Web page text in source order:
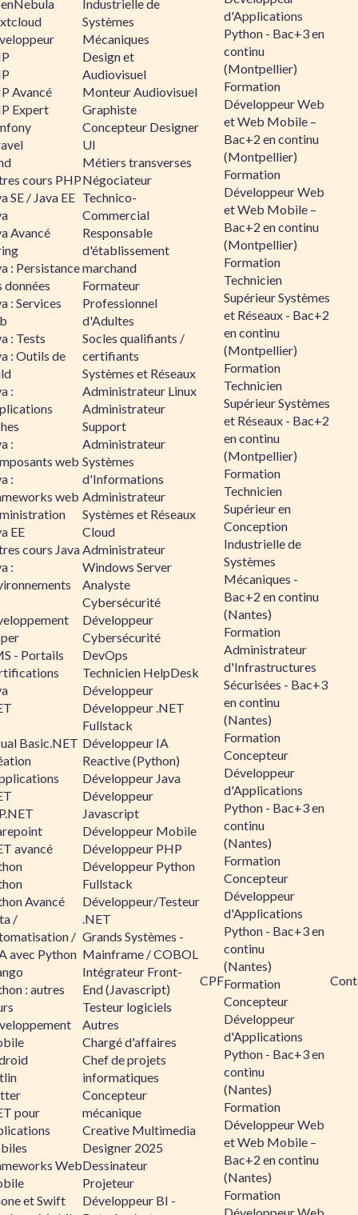
Avancé
Expert
cours PHP
SE / Java EE
Avancé
: Persistance
données
: Services
: Tests
: Outils de
:
:
web
:
web
EE
cours Java
:
- Portails
Basic.NET
avancé
Avancé
/
/
avec Python
: autres
pour
Web
et Swift
Industrielle de
Systèmes
Mécaniques
Design et
Audiovisuel
Monteur Audiovisuel
Graphiste
Concepteur Designer
UI
Métiers transverses
Négociateur
Technico-
Commercial
Responsable
d'établissement
marchand
Formateur
Professionnel
d'Adultes
Socles qualifiants /
certifiants
Systèmes et Réseaux
Administrateur Linux
Administrateur
Support
Administrateur
Systèmes
d'Informations
Administrateur
Systèmes et Réseaux
Cloud
Administrateur
Windows Server
Analyste
Cybersécurité
Développeur
Cybersécurité
DevOps
Technicien HelpDesk
Développeur
Développeur .NET
Fullstack
Développeur IA
Reactive (Python)
Développeur Java
Développeur
Javascript
Développeur Mobile
Développeur PHP
Développeur Python
Fullstack
Développeur/Testeur
.NET
Grands Systèmes -
Mainframe / COBOL
Intégrateur Front-
End (Javascript)
Testeur logiciels
Autres
Chargé d'affaires
Chef de projets
informatiques
Concepteur
mécanique
Creative Multimedia
Designer 2025
Dessinateur
Projeteur
Développeur BI -
CPF
d'Applications
Python - Bac+3 en
continu
(Montpellier)
Formation
Développeur Web
et Web Mobile –
Bac+2 en continu
(Montpellier)
Formation
Développeur Web
et Web Mobile –
Bac+2 en continu
(Montpellier)
Formation
Technicien
Supérieur Systèmes
et Réseaux - Bac+2
en continu
(Montpellier)
Formation
Technicien
Supérieur Systèmes
et Réseaux - Bac+2
en continu
(Montpellier)
Formation
Technicien
Supérieur en
Conception
Industrielle de
Systèmes
Mécaniques -
Bac+2 en continu
(Nantes)
Formation
Administrateur
d'Infrastructures
Sécurisées - Bac+3
en continu
(Nantes)
Formation
Concepteur
Développeur
d'Applications
Python - Bac+3 en
continu
(Nantes)
Formation
Concepteur
Développeur
d'Applications
Python - Bac+3 en
continu
(Nantes)
Formation
Concepteur
Développeur
d'Applications
Python - Bac+3 en
continu
(Nantes)
Formation
Développeur Web
et Web Mobile –
Bac+2 en continu
(Nantes)
Formation